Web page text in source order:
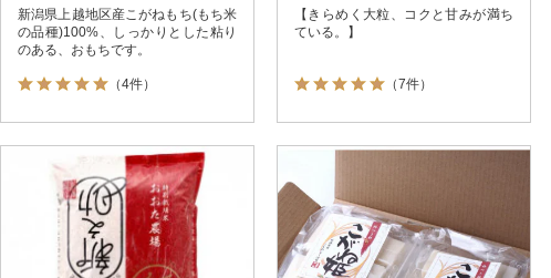
結果を見る（2,432件）
新潟県上越地区産こがねもち(もち米
の品種)100%、しっかりとした粘り
のある、おもちです。
（4件）
【きらめく大粒、コクと甘みが満ち
ている。】
（7件）